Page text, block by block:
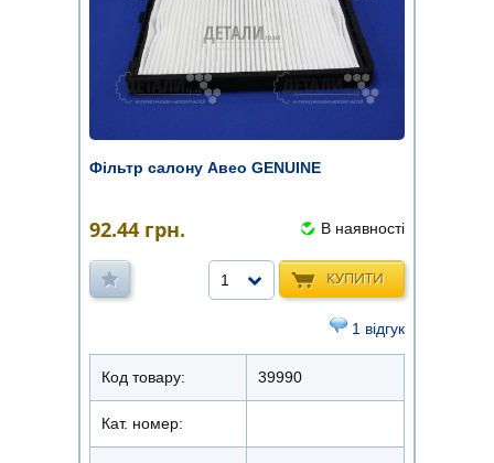
Фільтр салону Авео GENUINE
92.44 грн. В наявності
КУПИТИ
1
1 відгук
Код товару: 39990
Кат. номер: